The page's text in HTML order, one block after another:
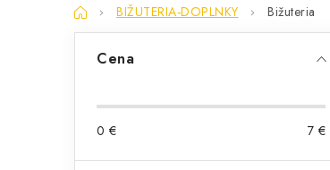
DomovBIŽUTERIA-DOPLNKY Bižuteria
n
Cena
0 € 7 €